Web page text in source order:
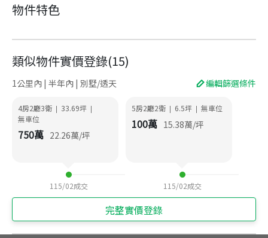
物件特色
類似物件實價登錄(15)
1公里內 | 半年內 | 別墅/透天 編輯篩選條件
4房2廳3衛 | 33.69坪 |
無車位
750萬 22.26萬/坪
115/02成交
5房2廳2衛 | 6.5坪 | 無車位
100萬 15.38萬/坪
115/02成交
完整實價登錄